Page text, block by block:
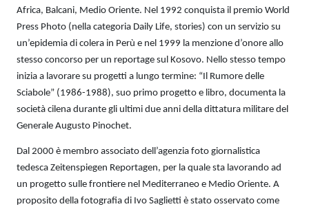
Africa, Balcani, Medio Oriente. Nel 1992 conquista il premio World
Press Photo (nella categoria Daily Life, stories) con un servizio su
un’epidemia di colera in Perù e nel 1999 la menzione d’onore allo
stesso concorso per un reportage sul Kosovo. Nello stesso tempo
inizia a lavorare su progetti a lungo termine: “Il Rumore delle
Sciabole” (1986-1988), suo primo progetto e libro, documenta la
società cilena durante gli ultimi due anni della dittatura militare del
Generale Augusto Pinochet.
Dal 2000 è membro associato dell’agenzia foto giornalistica
tedesca Zeitenspiegen Reportagen, per la quale sta lavorando ad
un progetto sulle frontiere nel Mediterraneo e Medio Oriente. A
proposito della fotografia di Ivo Saglietti è stato osservato come